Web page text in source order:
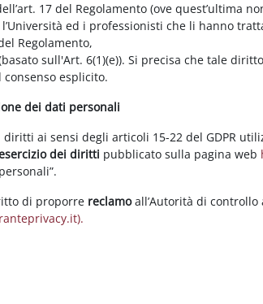
17 del Regolamento (ove quest’ultima
ed i professionisti che li hanno
Regolamento,
sull'Art. 6(1)(e)). Si precisa che tale
esplicito.
dei dati personali
ai sensi degli articoli 15-22 del GDPR
dei diritti pubblicato sulla pagina web
di proporre reclamoall’Autorità di controllo